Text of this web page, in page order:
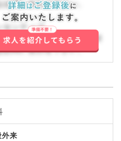
お問い合わせ下さい。
センティブ
はお問い合わせ下さい。詳
お問い合わせ下さい。
外来